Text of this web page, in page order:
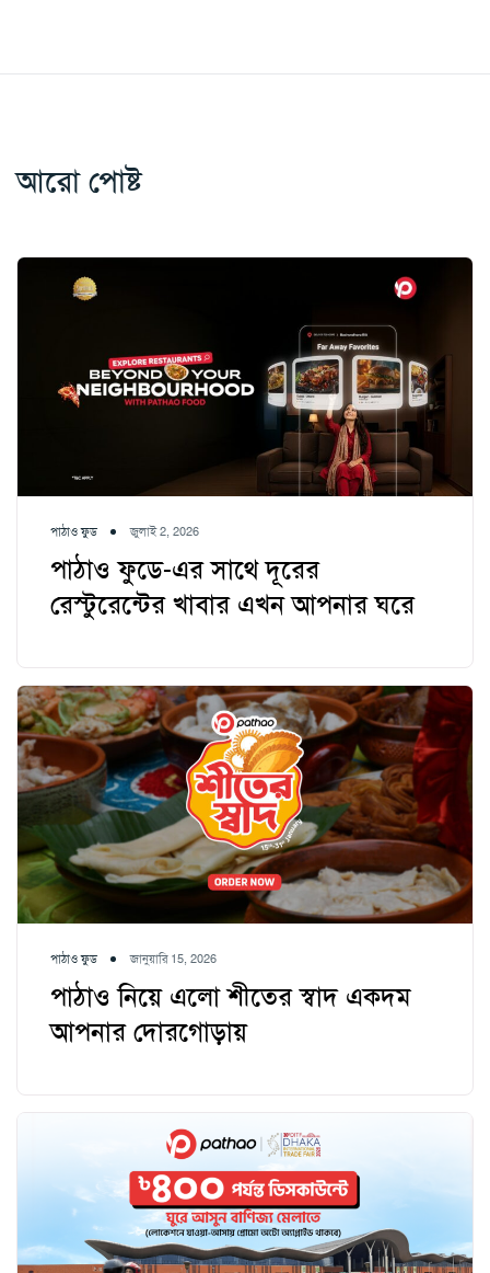
আরো পোষ্ট
পাঠাও ফুড জুলাই 2, 2026
পাঠাও ফুডে-এর সাথে দূরের
রেস্টুরেন্টের খাবার এখন আপনার ঘরে
পাঠাও ফুড জানুয়ারি 15, 2026
পাঠাও নিয়ে এলো শীতের স্বাদ একদম
আপনার দোরগোড়ায়